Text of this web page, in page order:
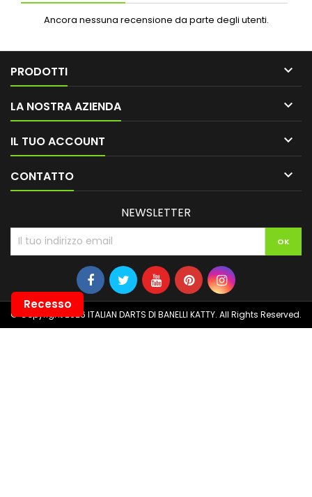
Ancora nessuna recensione da parte degli utenti.
PRODOTTI 
LA NOSTRA AZIENDA 
IL TUO ACCOUNT 
CONTATTO 
NEWSLETTER
© Copyright 2026 ITALIAN DARTS DI BANELLI KATTY. All Rights Reserved.
Recesso